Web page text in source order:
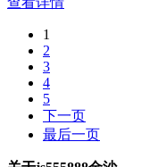
1
2
3
4
5
下一页
最后一页